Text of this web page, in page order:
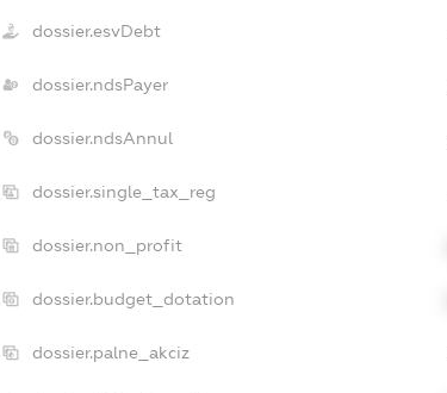
dossier.esvDebt
dossier.ndsPayer
dossier.ndsAnnul
dossier.single_tax_reg
dossier.non_profit
dossier.budget_dotation
dossier.palne_akciz